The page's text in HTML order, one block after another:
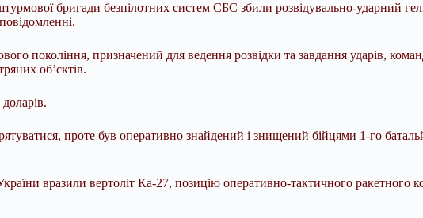
бригади безпілотних систем СБС збили розвідувально-ударний
покоління, призначений для ведення розвідки та завдання ударів,
об’єктів.
проте був оперативно знайдений і знищений бійцями 1-го
вразили вертоліт Ка-27, позицію оперативно-тактичного ракетного